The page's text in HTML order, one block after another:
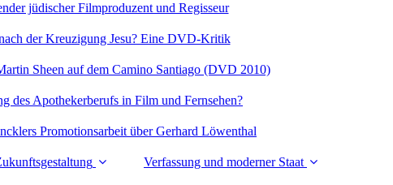
jüdischer Filmproduzent und Regisseur
der Kreuzigung Jesu? Eine DVD-Kritik
Sheen auf dem Camino Santiago (DVD 2010)
des Apothekerberufs in Film und Fernsehen?
Promotionsarbeit über Gerhard Löwenthal
Verfassung und moderner Staat